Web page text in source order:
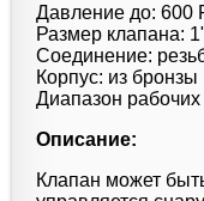
Давление до: 600
Размер клапана:
Соединение:
Корпус: из бронзы
Диапазон
Описание:
Клапан может